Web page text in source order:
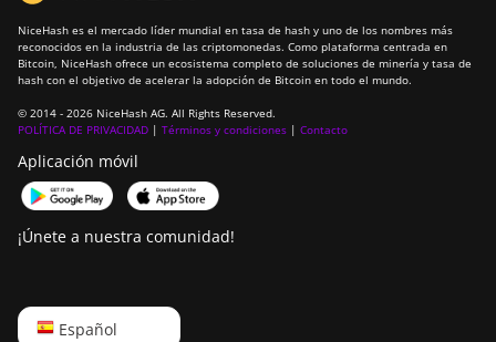
NiceHash es el mercado líder mundial en tasa de hash y uno de los nombres más
reconocidos en la industria de las criptomonedas. Como plataforma centrada en
Bitcoin, NiceHash ofrece un ecosistema completo de soluciones de minería y tasa de
hash con el objetivo de acelerar la adopción de Bitcoin en todo el mundo.
© 2014 - 2026 NiceHash AG. All Rights Reserved.
POLÍTICA DE PRIVACIDAD | Términos y condiciones | Contacto
Aplicación móvil
¡Únete a nuestra comunidad!
Español
English